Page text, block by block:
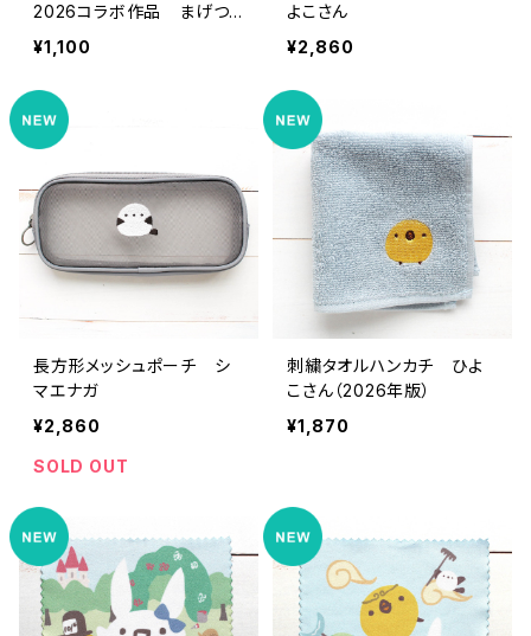
2026コラボ作品 まげつ
ぶ村さん】
¥1,100
よこさん
¥2,860
長方形メッシュポーチ シ
マエナガ
¥2,860
SOLD OUT
刺繍タオルハンカチ ひよ
こさん（2026年版）
¥1,870